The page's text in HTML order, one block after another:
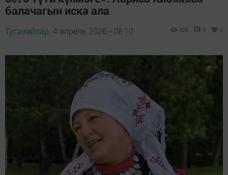
балачагын искә ала
Туганайлар, 4 апрель 2026 - 08:10 308 0 0